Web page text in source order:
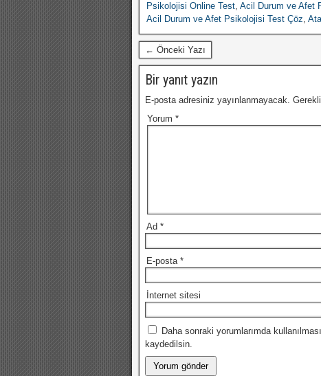
Psikolojisi Online Test, Acil Durum ve Afet
Acil Durum ve Afet Psikolojisi Test Çöz,
← Önceki Yazı
Bir yanıt yazın
E-posta adresiniz yayınlanmayacak.
Yorum *
Ad *
E-posta *
İnternet sitesi
Daha sonraki yorumlarımda
kaydedilsin.